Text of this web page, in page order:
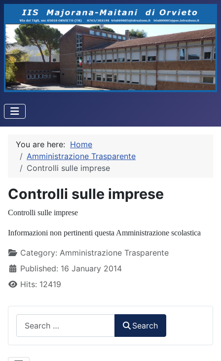
You are here: Home
Amministrazione Trasparente
Controlli sulle imprese
Controlli sulle imprese
Controlli sulle imprese
Informazioni non pertinenti questa Amministrazione scolastica
DetailsCategory: Amministrazione Trasparente
Published: 16 January 2014
Hits: 12419
Search